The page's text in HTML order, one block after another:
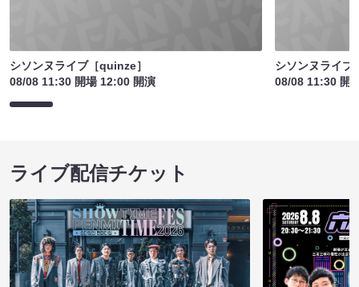
シソンヌライブ［quinze］
08/08 11:30 開場 12:00 開演
シソンヌライ
08/08 11:30 開
ライブ配信チケット